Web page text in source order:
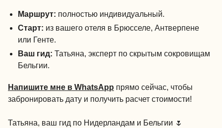
Маршрут: полностью индивидуальный.
Старт: из вашего отеля в Брюсселе, Антверпене
или Генте.
Ваш гид: Татьяна, эксперт по скрытым сокровищам
Бельгии.
Напишите мне в WhatsApp прямо сейчас, чтобы
забронировать дату и получить расчет стоимости!
Татьяна, ваш гид по Нидерландам и Бельгии 🌷